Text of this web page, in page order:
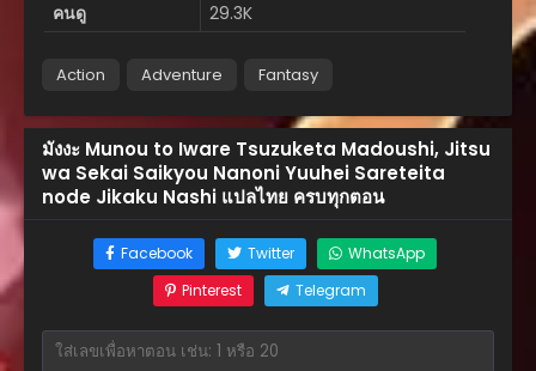
คนดู
29.3K
Action Adventure Fantasy
มังงะ Munou to Iware Tsuzuketa Madoushi, Jitsu
wa Sekai Saikyou Nanoni Yuuhei Sareteita
node Jikaku Nashi แปลไทย ครบทุกตอน
Facebook Twitter
WhatsApp
Pinterest
Telegram